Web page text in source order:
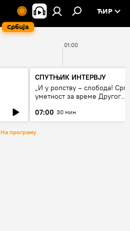
Србија
ЋИР
01:00
СПУТЊИК ИНТЕРВЈУ
„И у ропству – слобода!
уметност за време Другог
07:00 30 мин
На програму